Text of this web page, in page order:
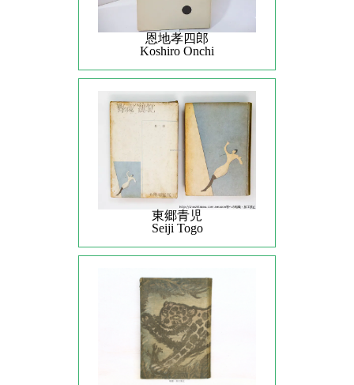
恩地孝四郎
Koshiro Onchi
東郷青児
Seiji Togo